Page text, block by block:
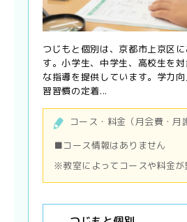
つじもと個別は、京都市上京区
す。小学生、中学生、高校生を
な指導を提供しています。学力
習習慣の定着...
コース・料金（月会費・月
■コース情報はありません
※教室によってコースや料金が